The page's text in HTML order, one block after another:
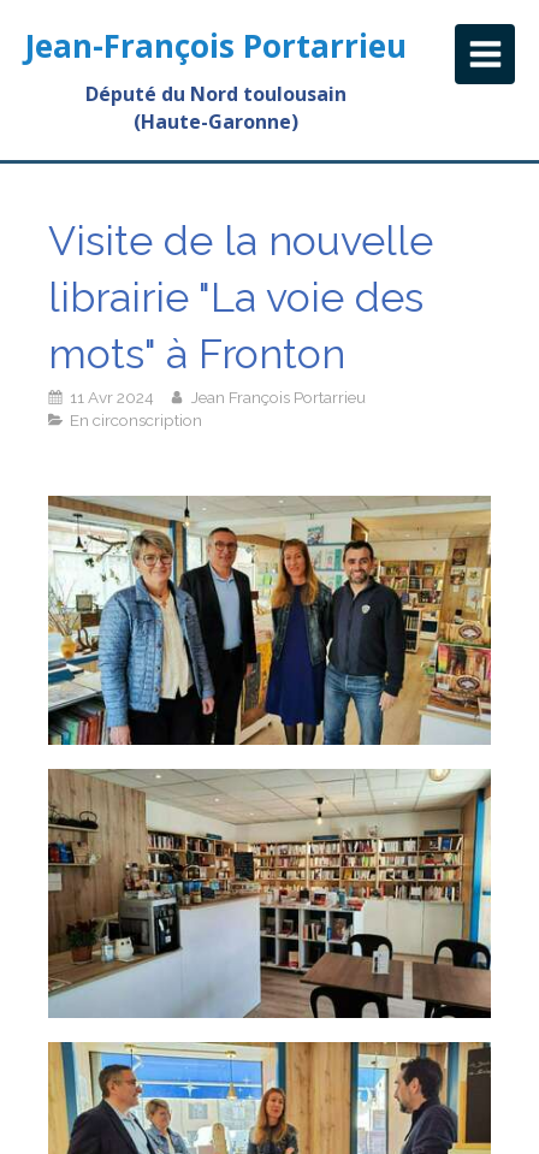
Jean-François Portarrieu
Député du Nord toulousain
(Haute-Garonne)
Visite de la nouvelle
librairie "La voie des
mots" à Fronton
11 Avr 2024
Jean François Portarrieu
En circonscription